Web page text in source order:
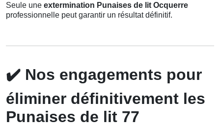
Seule une extermination Punaises de lit Ocquerre
professionnelle peut garantir un résultat définitif.
✔️ Nos engagements pour
éliminer définitivement les
Punaises de lit 77